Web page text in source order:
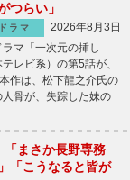
つらい」
ドラマ
2026年8月3日
マ「一次元の挿し
レビ系）の第5話が、
作は、松下龍之介氏の
骨が、失踪した妹の
「まさか長野専務
「こうなると皆が